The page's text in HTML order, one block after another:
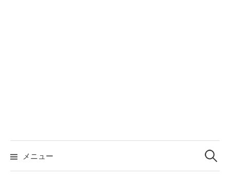
メニュー 検